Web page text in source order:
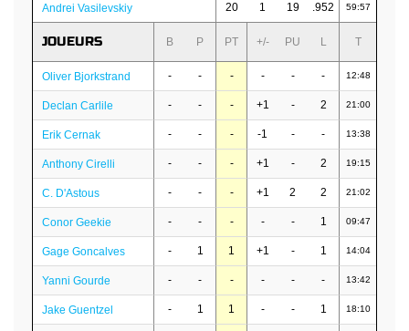
Andrei Vasilevskiy 20 1 19 .952 59:57
JOUEURS B P PT +/- PU L T
Oliver Bjorkstrand - - - - - - 12:48
Declan Carlile - - - +1 - 2 21:00
Erik Cernak - - - -1 - - 13:38
Anthony Cirelli - - - +1 - 2 19:15
C. D'Astous - - - +1 2 2 21:02
Conor Geekie - - - - - 1 09:47
Gage Goncalves - 1 1 +1 - 1 14:04
Yanni Gourde - - - - - - 13:42
Jake Guentzel - 1 1 - - 1 18:10